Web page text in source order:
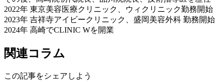
2022年 東京美容医療クリニック、ウィクリニック勤務開始
2023年 吉祥寺アイビークリニック、盛岡美容外科 勤務開始
2024年 高崎でCLINIC Wを開業
関連コラム
この記事をシェアしよう